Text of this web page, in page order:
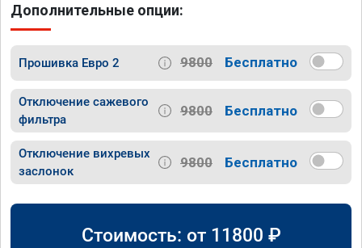
Дополнительные опции:
Прошивка Евро 2 9800 Бесплатно
Отключение сажевого
фильтра
9800 Бесплатно
Отключение вихревых
заслонок
9800 Бесплатно
Стоимость: от 11800 ₽